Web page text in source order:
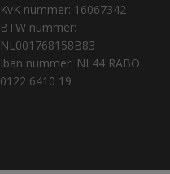
KvK nummer: 16067342
BTW nummer:
NL001768158B83
Iban nummer: NL44 RABO
0122 6410 19